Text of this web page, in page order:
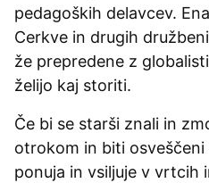
pedagoških delavcev.
Cerkve in drugih
že prepredene z
želijo kaj storiti.
Če bi se starši znali in
otrokom in biti osveščeni
ponuja in vsiljuje v vrtcih